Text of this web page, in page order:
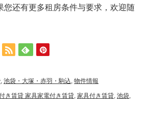
您还有更多租房条件与要求，欢迎随
, 池袋・大塚・赤羽・駒込, 物件情報
き賃貸 家具家電付き賃貸, 家具付き賃貸, 池袋,